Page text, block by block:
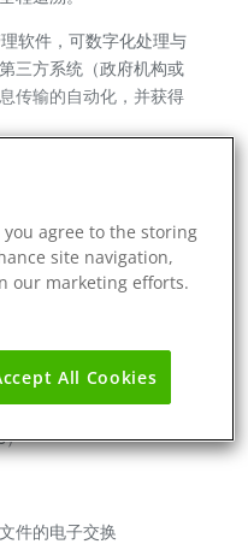
软件，可数字化处理与
三方系统（政府机构或
传输的自动化，并获得
件如何提供帮助
团队提供技术支持，该
系统维护，以优化管理
件功能
适用于人类消费的动物
）
件的电子交换
you agree to the storing
site navigation,
our marketing efforts.
All Cookies